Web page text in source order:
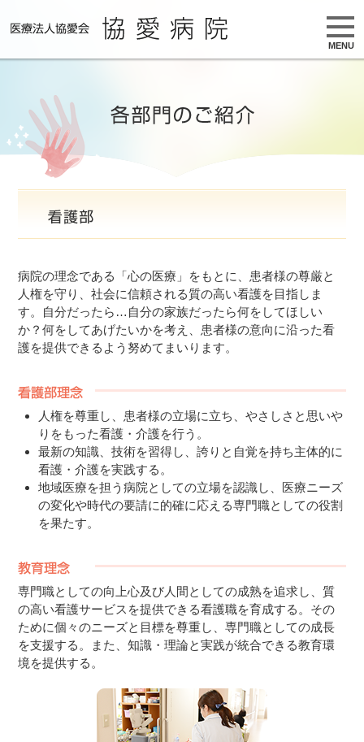
MENU
病院の理念である「心の医療」をもとに、患者様の尊厳と
人権を守り、社会に信頼される質の高い看護を目指しま
す。自分だったら…自分の家族だったら何をしてほしい
か？何をしてあげたいかを考え、患者様の意向に沿った看
護を提供できるよう努めてまいります。
人権を尊重し、患者様の立場に立ち、やさしさと思いや
りをもった看護・介護を行う。
最新の知識、技術を習得し、誇りと自覚を持ち主体的に
看護・介護を実践する。
地域医療を担う病院としての立場を認識し、医療ニーズ
の変化や時代の要請に的確に応える専門職としての役割
を果たす。
専門職としての向上心及び人間としての成熟を追求し、質
の高い看護サービスを提供できる看護職を育成する。その
ために個々のニーズと目標を尊重し、専門職としての成長
を支援する。また、知識・理論と実践が統合できる教育環
境を提供する。